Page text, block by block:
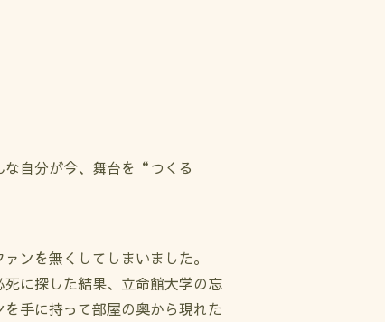
自分が今、舞台を“つくる
ンを無くしてしまいました。
に探した結果、立命館大学の忘
手に持って部屋の奥から現れた